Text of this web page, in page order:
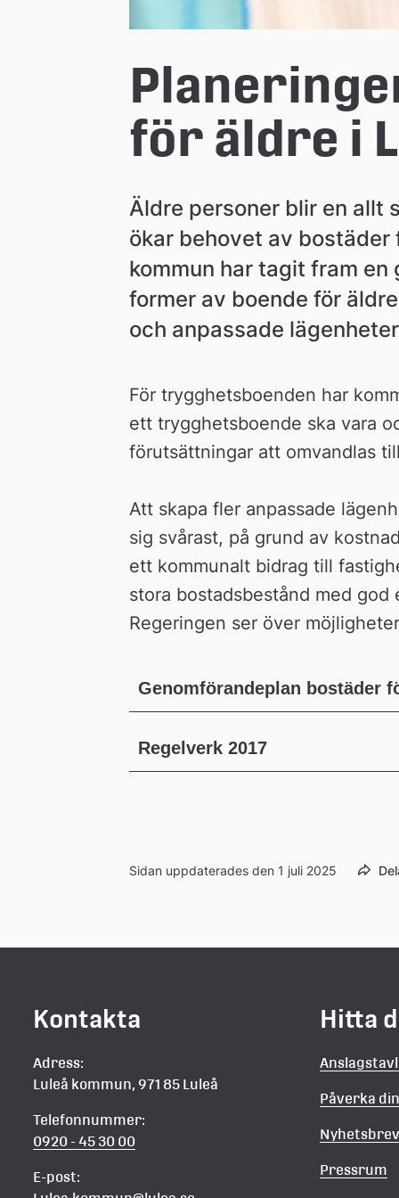
för äldre i
Äldre personer blir en allt
ökar behovet av bostäder
kommun har tagit fram
former av boende för
och anpassade
För trygghetsboenden har
ett trygghetsboende ska vara
förutsättningar att omvandlas
Att skapa fler anpassade
sig svårast, på grund av
ett kommunalt bidrag till
stora bostadsbestånd med
Regeringen ser över
Genomförandeplan bostäder
Regelverk 2017
Sidan uppdaterades den 1 juli 2025
Kontakta
Adress:
Luleå kommun, 971 85 Luleå
Telefonnummer:
0920 - 45 30 00
E-post:
Hitta
Påverka
Nyhetsbrev
Pressrum